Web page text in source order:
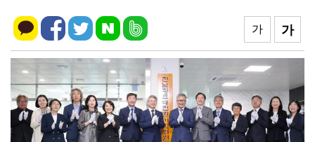
광양시 광영도서관, "AI 작가" 길 위의 인문학
㈜신진기업, 광양사랑상품권 2,100만 원 '통큰' 구...
영암 가뭄 '비상'… 서삼석 농해수위원장, 현장 점검
광양시, '중증장애인생산품' 우선구매 교육…자립 기반 ...
가
가